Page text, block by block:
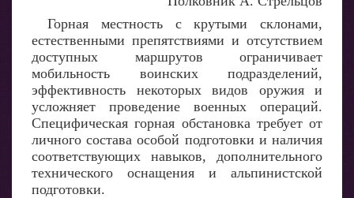
Горная местность с крутыми склонами,
естественными препятствиями и отсутствием
доступных маршрутов ограничивает
мобильность воинских подразделений,
эффективность некоторых видов оружия и
усложняет проведение военных операций.
Специфическая горная обстановка требует от
личного состава особой подготовки и наличия
соответствующих навыков, дополнительного
технического оснащения и альпинистской
подготовки.